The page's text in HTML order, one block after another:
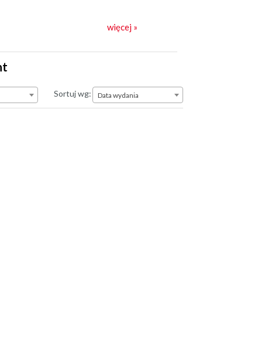
więcej »
Sortuj wg:Data wydania
Data wydania